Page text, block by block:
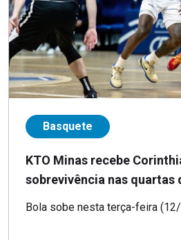
Basquete
KTO Minas recebe
sobrevivência nas quartas
Bola sobe nesta terça-feira